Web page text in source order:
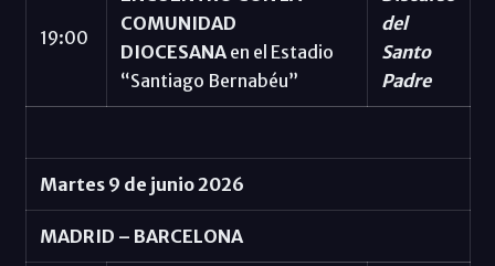
19:00
COMUNIDAD
DIOCESANA en el Estadio
“Santiago Bernabéu”
del
Santo
Padre
Martes 9 de junio 2026
MADRID – BARCELONA